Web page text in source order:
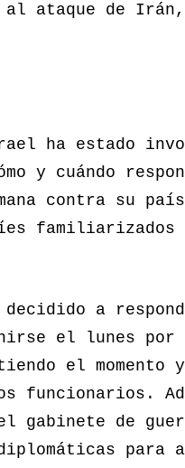
al ataque de
ha estado
y cuándo
contra su
familiarizados
a
el lunes por
el momento
de
para